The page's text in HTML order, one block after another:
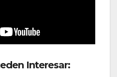
Interesar: